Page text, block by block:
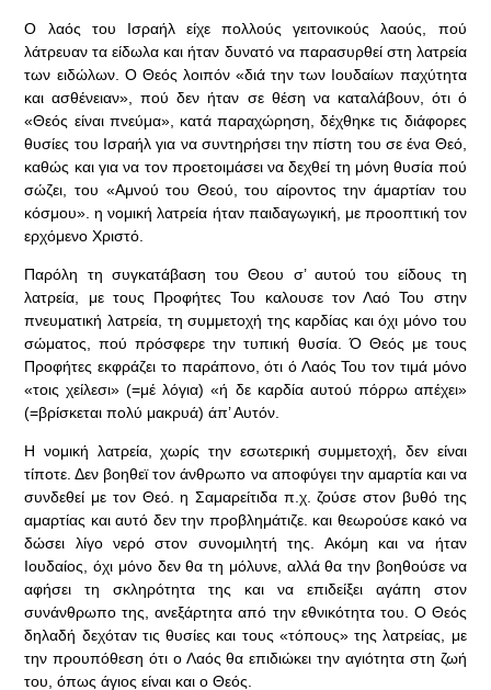
Ο λαός του Ισραήλ είχε πολλούς γειτονικούς λαούς, πού
λάτρευαν τα είδωλα και ήταν δυνατό να παρασυρθεί στη λατρεία
των ειδώλων. Ο Θεός λοιπόν «διά την των Ιουδαίων παχύτητα
και ασθένειαν», πού δεν ήταν σε θέση να καταλάβουν, ότι ό
«Θεός είναι πνεύμα», κατά παραχώρηση, δέχθηκε τις διάφορες
θυσίες του Ισραήλ για να συντηρήσει την πίστη του σε ένα Θεό,
καθώς και για να τον προετοιμάσει να δεχθεί τη μόνη θυσία πού
σώζει, του «Αμνού του Θεού, του αίροντος την άμαρτίαν του
κόσμου». η νομική λατρεία ήταν παιδαγωγική, με προοπτική τον
ερχόμενο Χριστό.
Παρόλη τη συγκατάβαση του Θεου σ’ αυτού του είδους τη
λατρεία, με τους Προφήτες Του καλουσε τον Λαό Του στην
πνευματική λατρεία, τη συμμετοχή της καρδίας και όχι μόνο του
σώματος, πού πρόσφερε την τυπική θυσία. Ό Θεός με τους
Προφήτες εκφράζει το παράπονο, ότι ό Λαός Του τον τιμά μόνο
«τοις χείλεσι» (=μέ λόγια) «ή δε καρδία αυτού πόρρω απέχει»
(=βρίσκεται πολύ μακρυά) άπ’ Αυτόν.
Η νομική λατρεία, χωρίς την εσωτερική συμμετοχή, δεν είναι
τίποτε. Δεν βοηθεϊ τον άνθρωπο να αποφύγει την αμαρτία και να
συνδεθεί με τον Θεό. η Σαμαρείτιδα π.χ. ζούσε στον βυθό της
αμαρτίας και αυτό δεν την προβλημάτιζε. και θεωρούσε κακό να
δώσει λίγο νερό στον συνομιλητή της. Ακόμη και να ήταν
Ιουδαίος, όχι μόνο δεν θα τη μόλυνε, αλλά θα την βοηθούσε να
αφήσει τη σκληρότητα της και να επιδείξει αγάπη στον
συνάνθρωπο της, ανεξάρτητα από την εθνικότητα του. Ο Θεός
δηλαδή δεχόταν τις θυσίες και τους «τόπους» της λατρείας, με
την προυπόθεση ότι ο Λαός θα επιδιώκει την αγιότητα στη ζωή
του, όπως άγιος είναι και ο Θεός.